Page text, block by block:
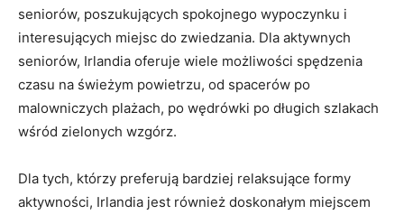
seniorów, poszukujących spokojnego wypoczynku i
interesujących miejsc⁢ do zwiedzania. Dla aktywnych
seniorów, Irlandia oferuje wiele możliwości spędzenia
czasu na świeżym powietrzu, od ⁤spacerów po
malowniczych plażach, po wędrówki po długich szlakach
wśród zielonych wzgórz.
Dla tych, którzy preferują⁣ bardziej ‌relaksujące formy
aktywności, Irlandia jest również doskonałym miejscem